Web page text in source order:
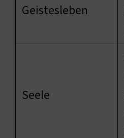
Geistesleben
Seele